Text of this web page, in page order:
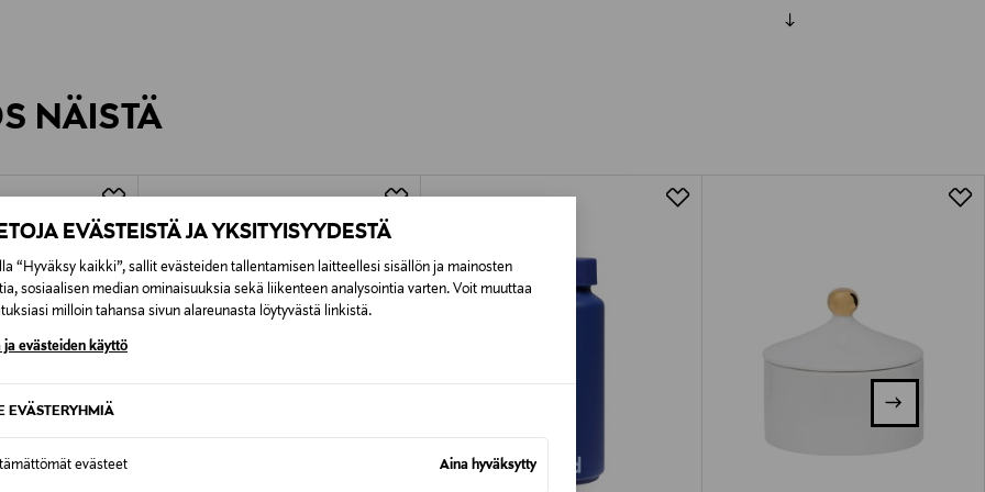
EVÄSTEISTÄ JA YKSITYISYYDESTÄ
“Hyväksy kaikki”, sallit evästeiden tallentamisen laitteellesi sisällön ja mainosten
sosiaalisen median ominaisuuksia sekä liikenteen analysointia varten. Voit muuttaa
milloin tahansa sivun alareunasta löytyvästä linkistä.
ja evästeiden käyttö
EVÄSTERYHMIÄ
evästeet Aina hyväksytty
Alk. 6,90 €, kun toimitus on saatavilla valittuun osoitteeseen.
NÄISTÄ